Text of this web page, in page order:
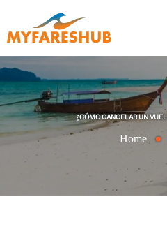
¿CÓMO CANCELAR UN
Home